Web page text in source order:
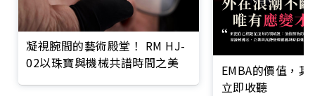
凝視腕間的藝術殿堂！ RM HJ-
02以珠寶與機械共譜時間之美
EMBA的價值，
立即收聽